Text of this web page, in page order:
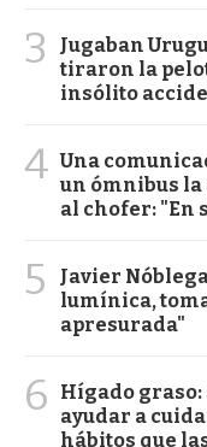
3
Jugaban
tiraron la
insólito
4 Una
un ómnibus
al chofer: "En
5
Javier
lumínica,
apresurada"
6
Hígado graso:
ayudar a
hábitos que